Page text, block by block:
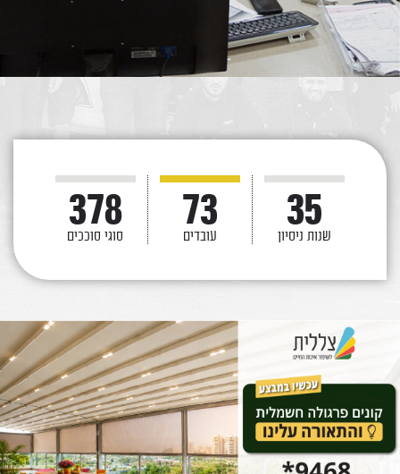
35
שנות ניסיון
73
עובדים
378
סוגי סוככים